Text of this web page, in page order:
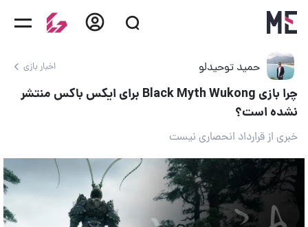
حمید توحیدلو اخبار بازی
چرا بازی Black Myth Wukong برای ایکس باکس منتشر
نشده است؟
خبری از قرارداد انحصاری نیست